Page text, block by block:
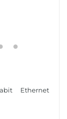
Ethernet